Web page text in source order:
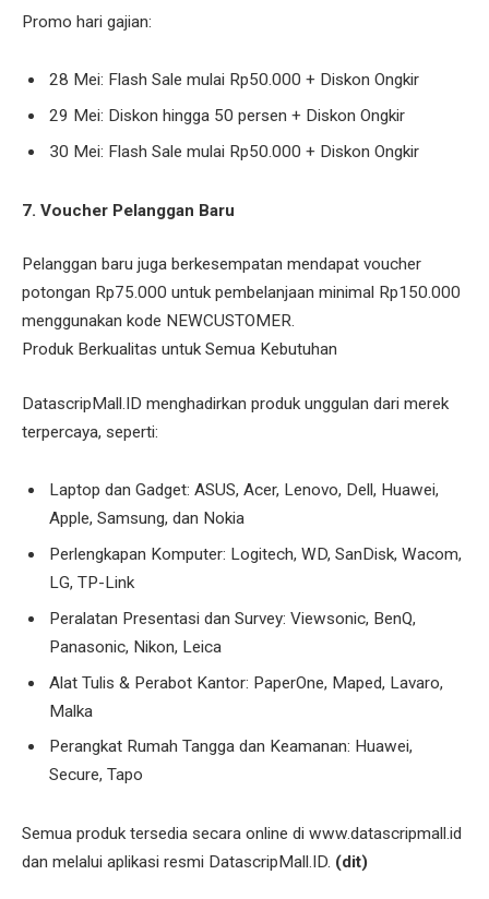
Promo hari gajian:
28 Mei: Flash Sale mulai Rp50.000 + Diskon Ongkir
29 Mei: Diskon hingga 50 persen + Diskon Ongkir
30 Mei: Flash Sale mulai Rp50.000 + Diskon Ongkir
7. Voucher Pelanggan Baru
Pelanggan baru juga berkesempatan mendapat voucher
potongan Rp75.000 untuk pembelanjaan minimal Rp150.000
menggunakan kode NEWCUSTOMER.
Produk Berkualitas untuk Semua Kebutuhan
DatascripMall.ID menghadirkan produk unggulan dari merek
terpercaya, seperti:
Laptop dan Gadget: ASUS, Acer, Lenovo, Dell, Huawei,
Apple, Samsung, dan Nokia
Perlengkapan Komputer: Logitech, WD, SanDisk, Wacom,
LG, TP-Link
Peralatan Presentasi dan Survey: Viewsonic, BenQ,
Panasonic, Nikon, Leica
Alat Tulis & Perabot Kantor: PaperOne, Maped, Lavaro,
Malka
Perangkat Rumah Tangga dan Keamanan: Huawei,
Secure, Tapo
Semua produk tersedia secara online di www.datascripmall.id
dan melalui aplikasi resmi DatascripMall.ID. (dit)